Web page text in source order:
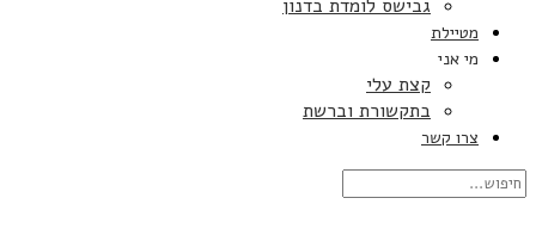
גבישס לומדת בדנון
מטיילת
מי אני
קצת עלי
בתקשורת וברשת
צרו קשר